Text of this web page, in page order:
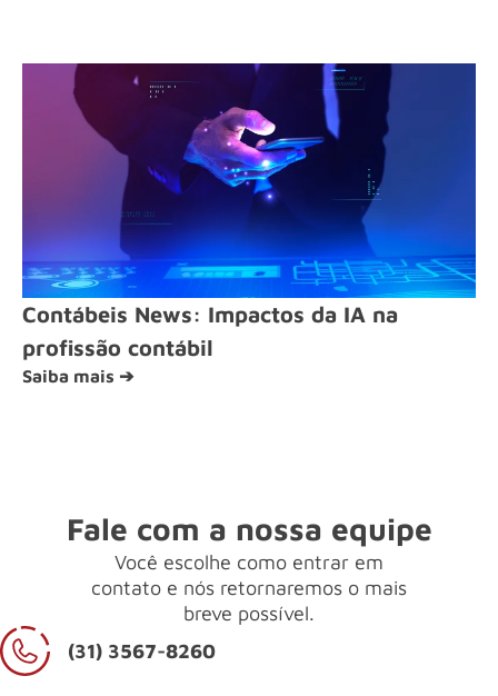
Contábeis News: Impactos da IA na
profissão contábil
Saiba mais ➔
Fale com a nossa equipe
Você escolhe como entrar em
contato e nós retornaremos o mais
breve possível.
(31) 3567-8260